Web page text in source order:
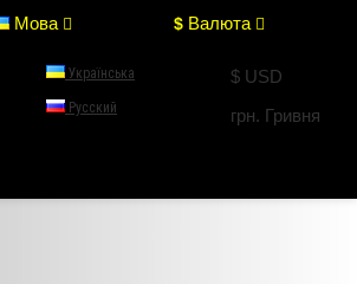
$ Валюта
$ USD
грн. Гривня
Мова
Українська
Русский